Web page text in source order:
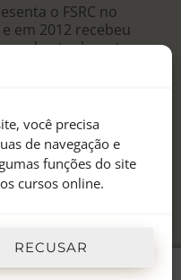
você precisa
de navegação e
funções do site
cursos online.
RECUSAR
o FSRC no
em 2012 recebeu
sendo atualmente